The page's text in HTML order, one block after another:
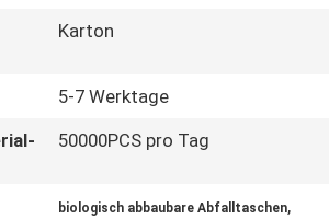
Karton
5-7 Werktage
50000PCS pro Tag
biologisch abbaubare Abfalltaschen,